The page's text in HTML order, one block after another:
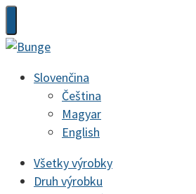
Slovenčina
Čeština
Magyar
English
Všetky výrobky
Druh výrobku